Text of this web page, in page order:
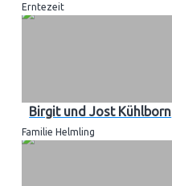
Erntezeit
Birgit und Jost Kühlborn
Familie Helmling